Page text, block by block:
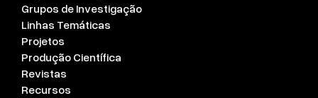
Grupos de Investigação
Linhas Temáticas
Projetos
Produção Científica
Revistas
Recursos